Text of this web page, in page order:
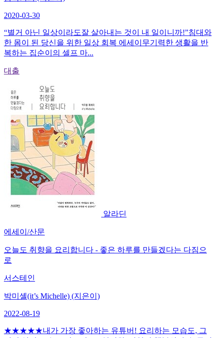
2020-03-30
“별거 아닌 일상이라도잘 살아내는 것이 내 일이니까!”침대와
한 몸이 된 당신을 위한 일상 회복 에세이무기력한 생활을 반
복하는 집순이의 셀프 마...
대출
알라딘
에세이/산문
오늘도 취향을 요리합니다 - 좋은 하루를 만들겠다는 다짐으
로
서스테인
박미셸(it’s Michelle) (지은이)
2022-08-19
★★★★★내가 가장 좋아하는 유튜버! 요리하는 모습도, 그